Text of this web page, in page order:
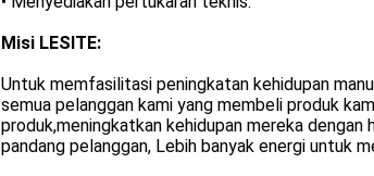
Misi LESITE:
Untuk memfasilitasi peningkatan kehidupan
semua pelanggan kami yang membeli produk
produk,meningkatkan kehidupan mereka
pandang pelanggan, Lebih banyak energi untuk